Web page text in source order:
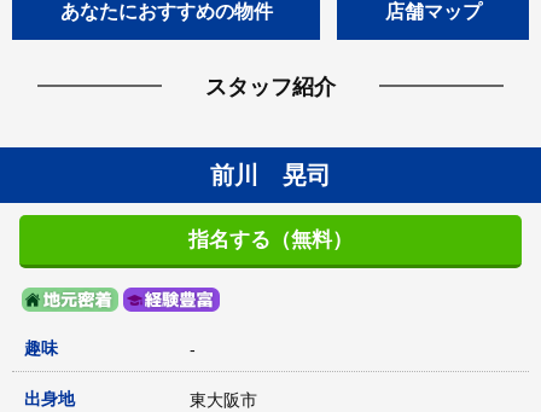
あなたにおすすめの物件 店舗マップ
スタッフ紹介
前川 晃司
指名する（無料）
趣味 -
出身地 東大阪市